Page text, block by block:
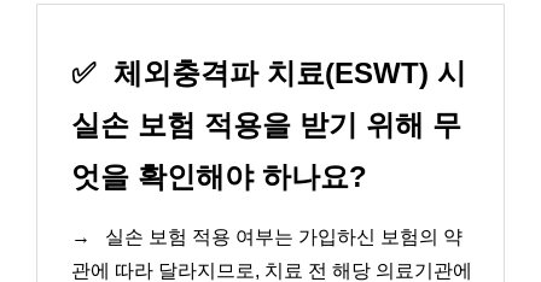
✅ 체외충격파 치료(ESWT) 시
실손 보험 적용을 받기 위해 무
엇을 확인해야 하나요?
→
실손 보험 적용 여부는 가입하신 보험의 약
관에 따라 달라지므로, 치료 전 해당 의료기관에